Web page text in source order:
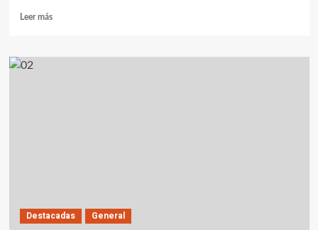
Leer más
Destacadas General